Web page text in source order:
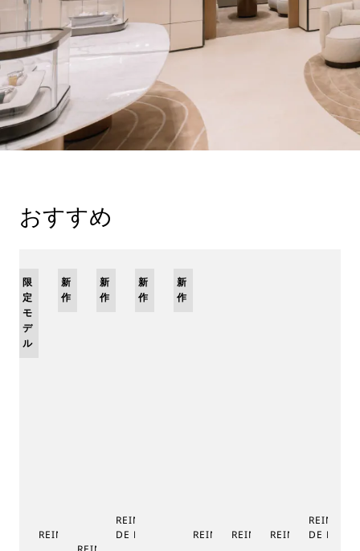
おすすめ
REINE DE NAPLES 9915
限
定
モ
デ
ル
新
作
REINE DE NAPLES PHASE
DE LUNE 9935
新
作
新
作
REINE DE NAPLES 8925
新
作
REINE DE NAPLES 8918
REINE DE
REINE
DE LUNE